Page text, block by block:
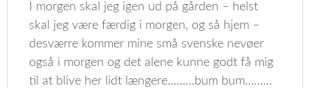
I morgen skal jeg igen ud på gården – helst
skal jeg være færdig i morgen, og så hjem –
desværre kommer mine små svenske nevøer
også i morgen og det alene kunne godt få mig
til at blive her lidt længere………bum bum………